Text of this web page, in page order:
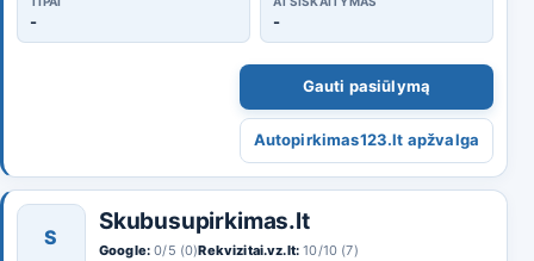
- -
Gauti pasiūlymą
Autopirkimas123.lt apžvalga
S
Skubusupirkimas.lt
Google: 0/5 (0)Rekvizitai.vz.lt: 10/10 (7)